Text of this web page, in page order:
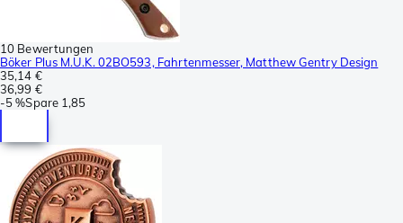
10 Bewertungen
Böker Plus M.U.K. 02BO593, Fahrtenmesser, Matthew Gentry Design
35,14 €
36,99 €
-5 %Spare 1,85